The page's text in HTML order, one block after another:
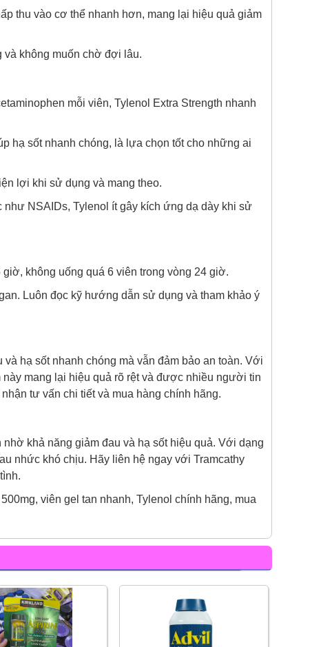
thu vào cơ thể nhanh hơn, mang lại hiệu quả giảm
không muốn chờ đợi lâu.
mỗi viên, Tylenol Extra Strength nhanh
hạ sốt nhanh chóng, là lựa chọn tốt cho những ai
lợi khi sử dụng và mang theo.
NSAIDs, Tylenol ít gây kích ứng dạ dày khi sử
không uống quá 6 viên trong vòng 24 giờ.
Luôn đọc kỹ hướng dẫn sử dụng và tham khảo ý
hạ sốt nhanh chóng mà vẫn đảm bảo an toàn. Với
mang lại hiệu quả rõ rệt và được nhiều người tin
tư vấn chi tiết và mua hàng chính hãng.
khả năng giảm đau và hạ sốt hiệu quả. Với dạng
nhức khó chịu. Hãy liên hệ ngay với Tramcathy
viên gel tan nhanh, Tylenol chính hãng, mua